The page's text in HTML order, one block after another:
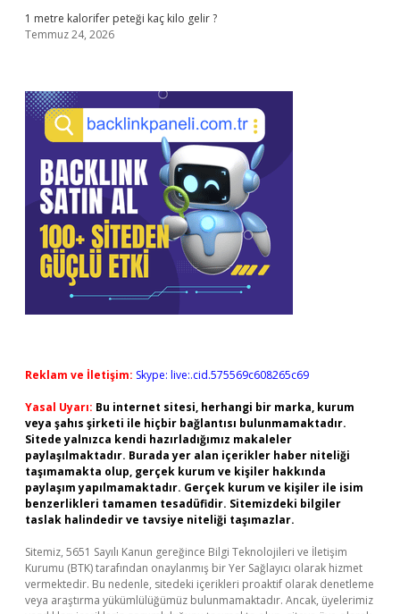
1 metre kalorifer peteği kaç kilo gelir ?
Temmuz 24, 2026
Reklam ve İletişim: Skype: live:.cid.575569c608265c69
Yasal Uyarı: Bu internet sitesi, herhangi bir marka, kurum
veya şahıs şirketi ile hiçbir bağlantısı bulunmamaktadır.
Sitede yalnızca kendi hazırladığımız makaleler
paylaşılmaktadır. Burada yer alan içerikler haber niteliği
taşımamakta olup, gerçek kurum ve kişiler hakkında
paylaşım yapılmamaktadır. Gerçek kurum ve kişiler ile isim
benzerlikleri tamamen tesadüfidir. Sitemizdeki bilgiler
taslak halindedir ve tavsiye niteliği taşımazlar.
Sitemiz, 5651 Sayılı Kanun gereğince Bilgi Teknolojileri ve İletişim
Kurumu (BTK) tarafından onaylanmış bir Yer Sağlayıcı olarak hizmet
vermektedir. Bu nedenle, sitedeki içerikleri proaktif olarak denetleme
veya araştırma yükümlülüğümüz bulunmamaktadır. Ancak, üyelerimiz